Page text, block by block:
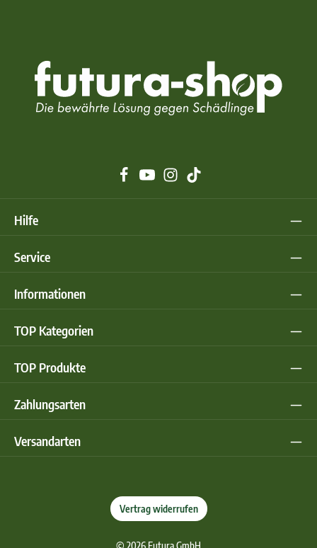
Hilfe
Service
Informationen
TOP Kategorien
TOP Produkte
Zahlungsarten
Versandarten
Vertrag widerrufen